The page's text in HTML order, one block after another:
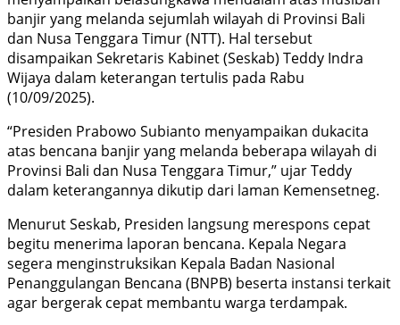
banjir yang melanda sejumlah wilayah di Provinsi Bali
dan Nusa Tenggara Timur (NTT). Hal tersebut
disampaikan Sekretaris Kabinet (Seskab) Teddy Indra
Wijaya dalam keterangan tertulis pada Rabu
(10/09/2025).
“Presiden Prabowo Subianto menyampaikan dukacita
atas bencana banjir yang melanda beberapa wilayah di
Provinsi Bali dan Nusa Tenggara Timur,” ujar Teddy
dalam keterangannya dikutip dari laman Kemensetneg.
Menurut Seskab, Presiden langsung merespons cepat
begitu menerima laporan bencana. Kepala Negara
segera menginstruksikan Kepala Badan Nasional
Penanggulangan Bencana (BNPB) beserta instansi terkait
agar bergerak cepat membantu warga terdampak.